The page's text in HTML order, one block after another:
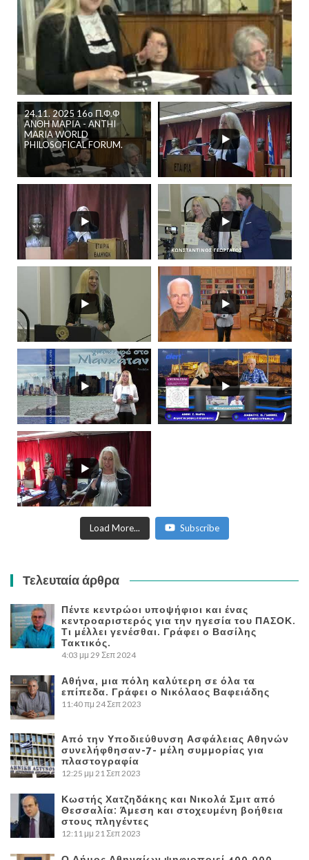
24.11. 2025 16o Π.Φ.Φ
ΑΝΘΗ ΜΑΡΙΑ - ANTHI
MARIA WORLD
PHILOSOFICAL FORUM.
Load More... Subscribe
Τελευταία άρθρα
Πέντε κεντρώοι υποψήφιοι και ένας
κεντροαριστερός για την ηγεσία του ΠΑΣΟΚ.
Τι μέλλει γενέσθαι. Γράφει ο Βασίλης
Τακτικός.
4:03 μμ 29 Σεπ 2024
Αθήνα, μια πόλη καλύτερη σε όλα τα
επίπεδα. Γράφει ο Νικόλαος Βαφειάδης
11:40 πμ 24 Σεπ 2023
Από την Υποδιεύθυνση Ασφάλειας Αθηνών
συνελήφθησαν-7- μέλη συμμορίας για
πλαστογραφία
12:25 μμ 21 Σεπ 2023
Κωστής Χατζηδάκης και Νικολά Σμιτ από
Θεσσαλία: Άμεση και στοχευμένη βοήθεια
στους πληγέντες
12:11 μμ 21 Σεπ 2023